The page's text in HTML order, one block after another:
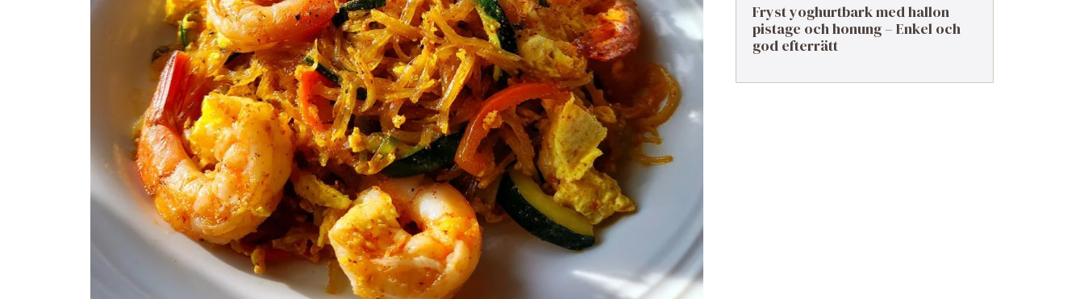
Fryst yoghurtbark med hallon
pistage och honung – Enkel och
god efterrätt